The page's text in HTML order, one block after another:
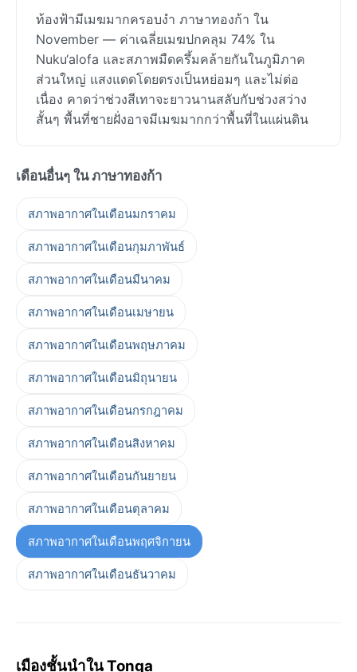
ท้องฟ้ามีเมฆมากครอบงำ ภาษาทองก้า ใน
November — ค่าเฉลี่ยเมฆปกคลุม 74% ใน
Nuku‘alofa และสภาพมืดครึ้มคล้ายกันในภูมิภาค
ส่วนใหญ่ แสงแดดโดยตรงเป็นหย่อมๆ และไม่ต่อ
เนื่อง คาดว่าช่วงสีเทาจะยาวนานสลับกับช่วงสว่าง
สั้นๆ พื้นที่ชายฝั่งอาจมีเมฆมากกว่าพื้นที่ในแผ่นดิน
เดือนอื่นๆ ใน ภาษาทองก้า
สภาพอากาศในเดือนมกราคม
สภาพอากาศในเดือนกุมภาพันธ์
สภาพอากาศในเดือนมีนาคม
สภาพอากาศในเดือนเมษายน
สภาพอากาศในเดือนพฤษภาคม
สภาพอากาศในเดือนมิถุนายน
สภาพอากาศในเดือนกรกฎาคม
สภาพอากาศในเดือนสิงหาคม
สภาพอากาศในเดือนกันยายน
สภาพอากาศในเดือนตุลาคม
สภาพอากาศในเดือนพฤศจิกายน
สภาพอากาศในเดือนธันวาคม
เมืองชั้นนำใน Tonga